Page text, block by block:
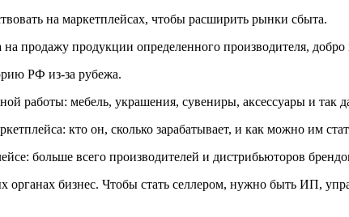
на маркетплейсах, чтобы расширить рынки сбыта.
продажу продукции определенного производителя,
РФ из-за рубежа.
работы: мебель, украшения, сувениры, аксессуары и так
больше всего производителей и дистрибьюторов
бизнес. Чтобы стать селлером, нужно быть ИП,